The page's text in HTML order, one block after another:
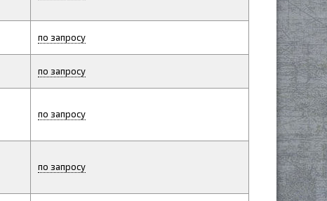
по запросу
по запросу
по запросу
по запросу